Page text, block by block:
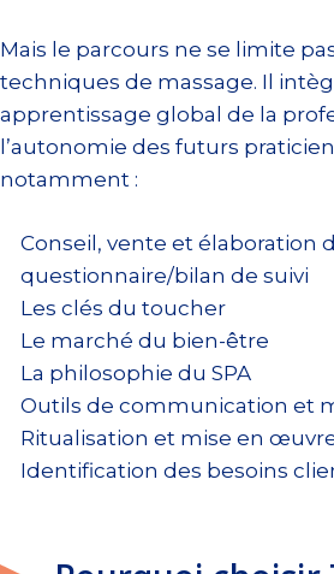
Mais le parcours ne se limite
techniques de massage. Il
apprentissage global de la
l’autonomie des futurs
notamment :
Conseil, vente et élaboration
questionnaire/bilan de suivi
Les clés du toucher
Le marché du bien-être
La philosophie du SPA
Outils de communication et
Ritualisation et mise en
Identification des besoins